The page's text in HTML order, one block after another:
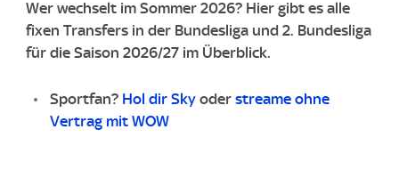
Wer wechselt im Sommer 2026? Hier gibt es alle
fixen Transfers in der Bundesliga und 2. Bundesliga
für die Saison 2026/27 im Überblick.
Sportfan? Hol dir Sky oder streame ohne
Vertrag mit WOW